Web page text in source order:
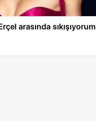
arasında sıkışıyorum